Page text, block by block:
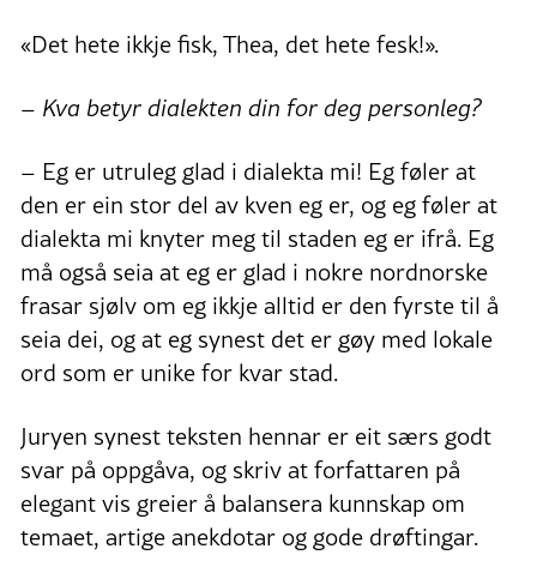
«Det hete ikkje fisk, Thea, det hete fesk!».
– Kva betyr dialekten din for deg personleg?
– Eg er utruleg glad i dialekta mi! Eg føler at
den er ein stor del av kven eg er, og eg føler at
dialekta mi knyter meg til staden eg er ifrå. Eg
må også seia at eg er glad i nokre nordnorske
frasar sjølv om eg ikkje alltid er den fyrste til å
seia dei, og at eg synest det er gøy med lokale
ord som er unike for kvar stad.
Juryen synest teksten hennar er eit særs godt
svar på oppgåva, og skriv at forfattaren på
elegant vis greier å balansera kunnskap om
temaet, artige anekdotar og gode drøftingar.